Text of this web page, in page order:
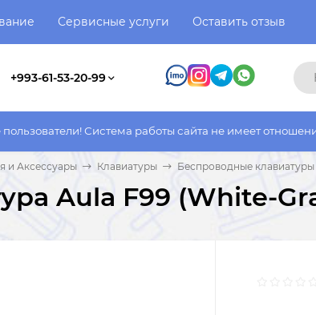
Сервисные услуги Оставить отзыв
+993-61-53-20-99
Система работы сайта не имеет отношения к
и Аксессуары Клавиатуры Беспроводные клавиатуры
Aula F99 (White-